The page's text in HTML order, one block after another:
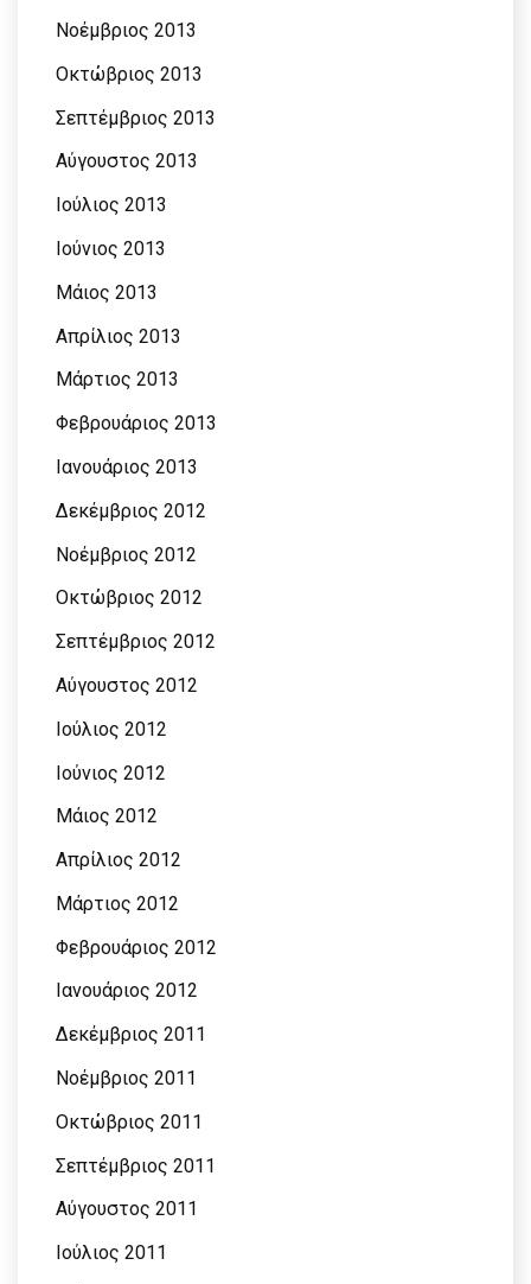
Νοέμβριος 2013
Οκτώβριος 2013
Σεπτέμβριος 2013
Αύγουστος 2013
Ιούλιος 2013
Ιούνιος 2013
Μάιος 2013
Απρίλιος 2013
Μάρτιος 2013
Φεβρουάριος 2013
Ιανουάριος 2013
Δεκέμβριος 2012
Νοέμβριος 2012
Οκτώβριος 2012
Σεπτέμβριος 2012
Αύγουστος 2012
Ιούλιος 2012
Ιούνιος 2012
Μάιος 2012
Απρίλιος 2012
Μάρτιος 2012
Φεβρουάριος 2012
Ιανουάριος 2012
Δεκέμβριος 2011
Νοέμβριος 2011
Οκτώβριος 2011
Σεπτέμβριος 2011
Αύγουστος 2011
Ιούλιος 2011